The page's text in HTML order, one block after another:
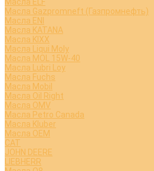
Масла Gazpromneft (Газпромнефть)
Масла ENI
Масла KATANA
Масла KIXX
Масла Liqui Moly
Масла MOL 15W-40
Масла Lubri Loy
Масла Fuchs
Масла Mobil
Масла Oil Right
Масла OMV
Масла Petro Canada
Масла Kluber
Масла OEM
CAT
JOHN DEERE
LIEBHERR